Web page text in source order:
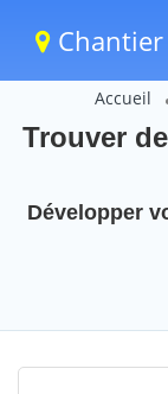
Accueil
Trouver
Développer